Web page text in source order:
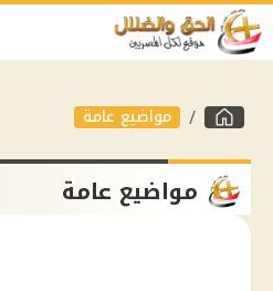
مواضيع عامة
مواضيع عامة